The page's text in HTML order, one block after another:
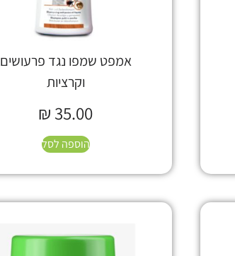
אמפט שמפו נגד פרעושים
וקרציות
₪ 35.00
הוספה לסל